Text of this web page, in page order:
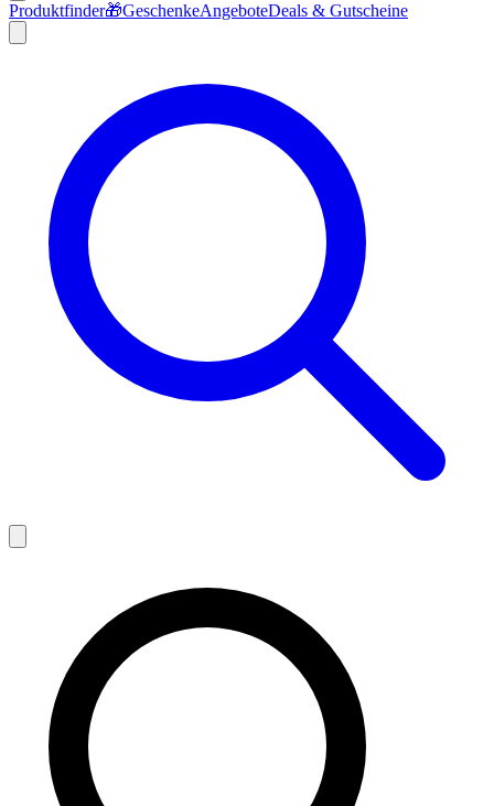
Produktfinder🎁GeschenkeAngeboteDeals & Gutscheine